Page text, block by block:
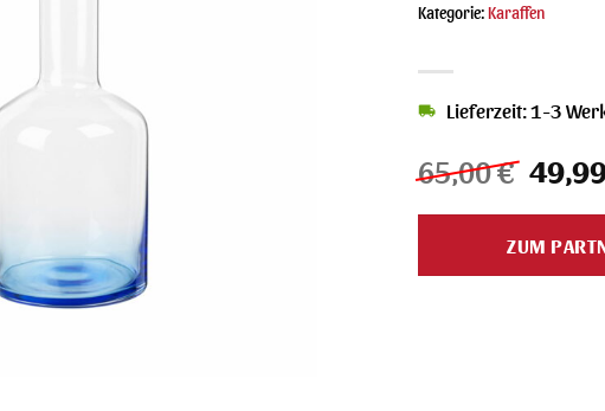
65,00€
Preis
Lieferzeit: 1-3
ZUM
Kategorie:Karaffen